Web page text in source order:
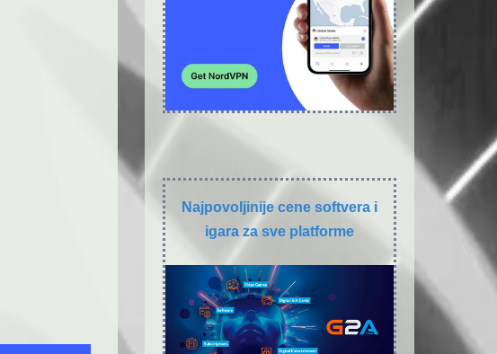
Najpovoljinije cene softvera i
igara za sve platforme